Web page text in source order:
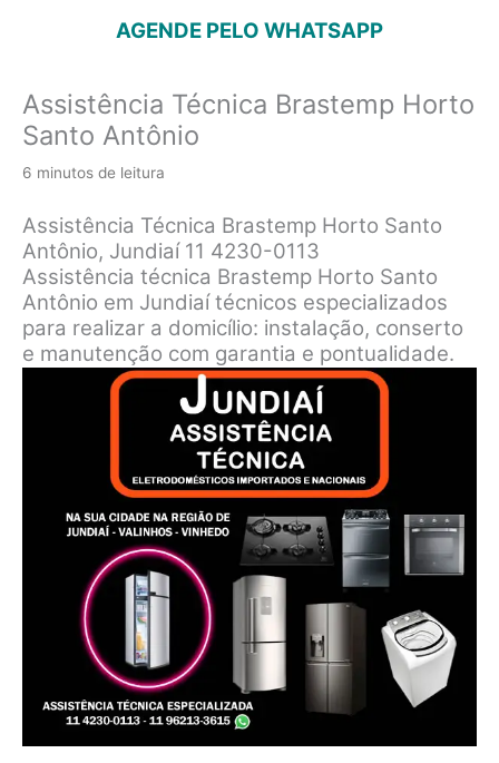
AGENDE PELO WHATSAPP
Assistência Técnica Brastemp Horto
Santo Antônio
6 minutos de leitura
Assistência Técnica Brastemp Horto Santo
Antônio, Jundiaí 11 4230-0113
Assistência técnica Brastemp Horto Santo
Antônio em Jundiaí técnicos especializados
para realizar a domicílio: instalação, conserto
e manutenção com garantia e pontualidade.